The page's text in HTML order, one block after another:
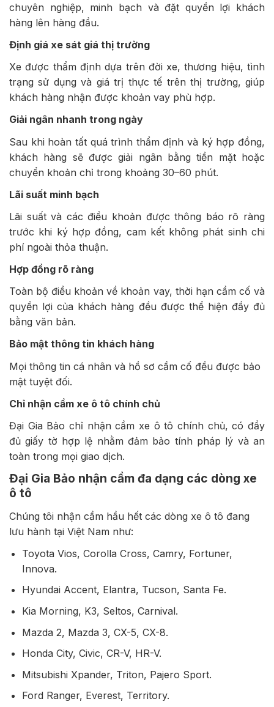
chuyên nghiệp, minh bạch và đặt quyền lợi khách
hàng lên hàng đầu.
Định giá xe sát giá thị trường
Xe được thẩm định dựa trên đời xe, thương hiệu, tình
trạng sử dụng và giá trị thực tế trên thị trường, giúp
khách hàng nhận được khoản vay phù hợp.
Giải ngân nhanh trong ngày
Sau khi hoàn tất quá trình thẩm định và ký hợp đồng,
khách hàng sẽ được giải ngân bằng tiền mặt hoặc
chuyển khoản chỉ trong khoảng 30–60 phút.
Lãi suất minh bạch
Lãi suất và các điều khoản được thông báo rõ ràng
trước khi ký hợp đồng, cam kết không phát sinh chi
phí ngoài thỏa thuận.
Hợp đồng rõ ràng
Toàn bộ điều khoản về khoản vay, thời hạn cầm cố và
quyền lợi của khách hàng đều được thể hiện đầy đủ
bằng văn bản.
Bảo mật thông tin khách hàng
Mọi thông tin cá nhân và hồ sơ cầm cố đều được bảo
mật tuyệt đối.
Chỉ nhận cầm xe ô tô chính chủ
Đại Gia Bảo chỉ nhận cầm xe ô tô chính chủ, có đầy
đủ giấy tờ hợp lệ nhằm đảm bảo tính pháp lý và an
toàn trong mọi giao dịch.
Đại Gia Bảo nhận cầm đa dạng các dòng xe
ô tô
Chúng tôi nhận cầm hầu hết các dòng xe ô tô đang
lưu hành tại Việt Nam như:
Toyota Vios, Corolla Cross, Camry, Fortuner,
Innova.
Hyundai Accent, Elantra, Tucson, Santa Fe.
Kia Morning, K3, Seltos, Carnival.
Mazda 2, Mazda 3, CX-5, CX-8.
Honda City, Civic, CR-V, HR-V.
Mitsubishi Xpander, Triton, Pajero Sport.
Ford Ranger, Everest, Territory.